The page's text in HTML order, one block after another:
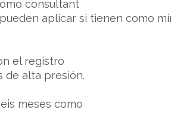
consultant
aplicar si tienen como
el registro
de alta presión.
meses como